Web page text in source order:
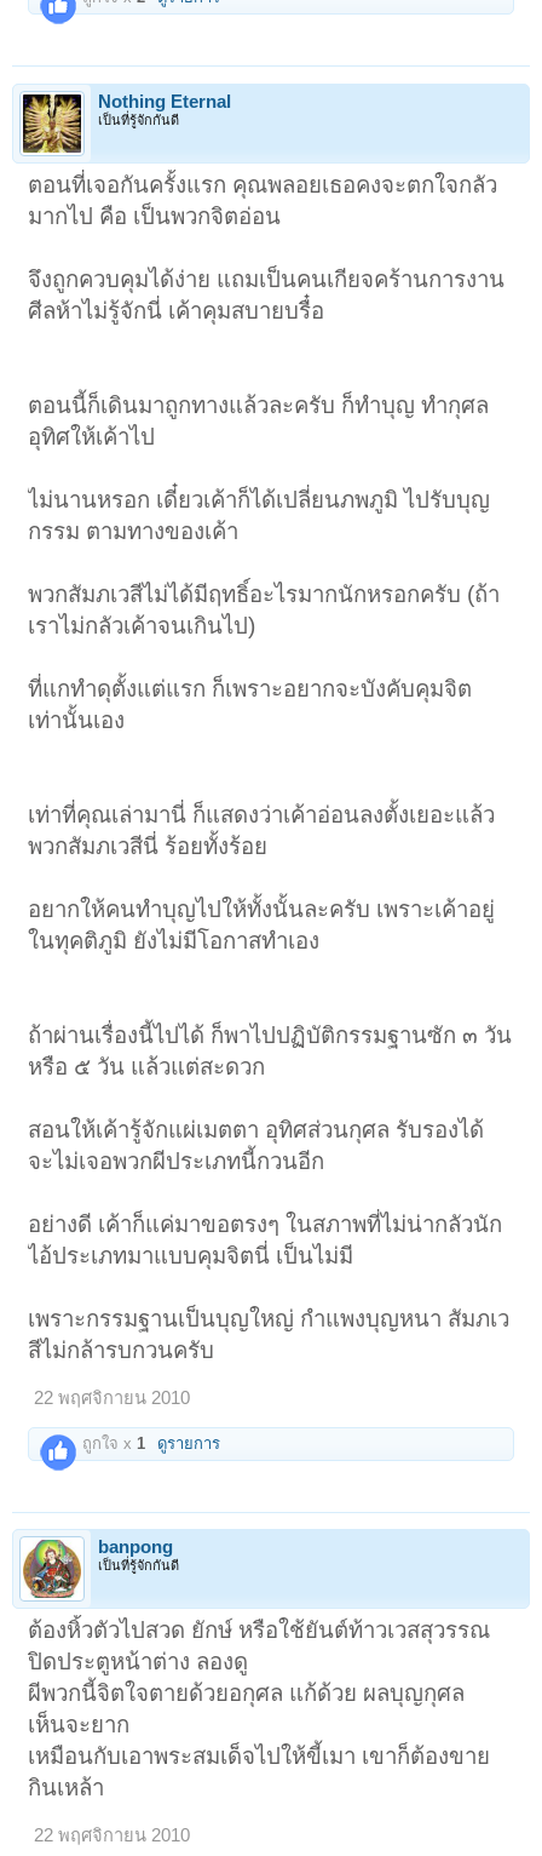
Nothing Eternal
เป็นที่รู้จักกันดี
ตอนที่เจอกันครั้งแรก คุณพลอยเธอคงจะตกใจกลัว
มากไป คือ เป็นพวกจิตอ่อน
จึงถูกควบคุมได้ง่าย แถมเป็นคนเกียจคร้านการงาน
ศีลห้าไม่รู้จักนี่ เค้าคุมสบายบรื๋อ
ตอนนี้ก็เดินมาถูกทางแล้วละครับ ก็ทำบุญ ทำกุศล
อุทิศให้เค้าไป
ไม่นานหรอก เดี๋ยวเค้าก็ได้เปลี่ยนภพภูมิ ไปรับบุญ
กรรม ตามทางของเค้า
พวกสัมภเวสีไม่ได้มีฤทธิ์อะไรมากนักหรอกครับ (ถ้า
เราไม่กลัวเค้าจนเกินไป)
ที่แกทำดุตั้งแต่แรก ก็เพราะอยากจะบังคับคุมจิต
เท่านั้นเอง
เท่าที่คุณเล่ามานี่ ก็แสดงว่าเค้าอ่อนลงตั้งเยอะแล้ว
พวกสัมภเวสีนี่ ร้อยทั้งร้อย
อยากให้คนทำบุญไปให้ทั้งนั้นละครับ เพราะเค้าอยู่
ในทุคติภูมิ ยังไม่มีโอกาสทำเอง
ถ้าผ่านเรื่องนี้ไปได้ ก็พาไปปฏิบัติกรรมฐานซัก ๓ วัน
หรือ ๕ วัน แล้วแต่สะดวก
สอนให้เค้ารู้จักแผ่เมตตา อุทิศส่วนกุศล รับรองได้
จะไม่เจอพวกผีประเภทนี้กวนอีก
อย่างดี เค้าก็แค่มาขอตรงๆ ในสภาพที่ไม่น่ากลัวนัก
ไอ้ประเภทมาแบบคุมจิตนี่ เป็นไม่มี
เพราะกรรมฐานเป็นบุญใหญ่ กำแพงบุญหนา สัมภเว
สีไม่กล้ารบกวนครับ
22 พฤศจิกายน 2010
ถูกใจ x 1 ดูรายการ
banpong
เป็นที่รู้จักกันดี
ต้องหิ้วตัวไปสวด ยักษ์ หรือใช้ยันต์ท้าวเวสสุวรรณ
ปิดประตูหน้าต่าง ลองดู
ผีพวกนี้จิตใจตายด้วยอกุศล แก้ด้วย ผลบุญกุศล
เห็นจะยาก
เหมือนกับเอาพระสมเด็จไปให้ขี้เมา เขาก็ต้องขาย
กินเหล้า
22 พฤศจิกายน 2010
< ย้อนกลับ 1 3 ถัดไป >